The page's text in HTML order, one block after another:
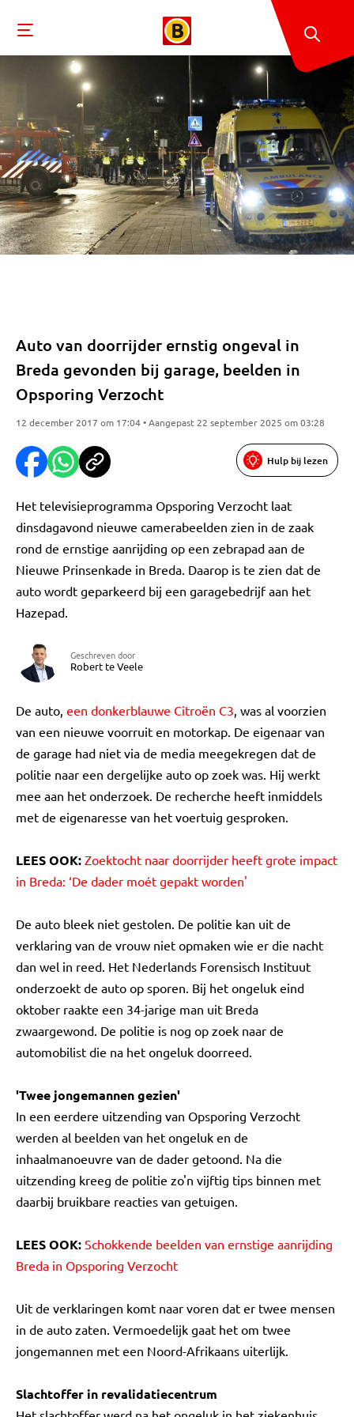
Auto van doorrijder ernstig ongeval in
Breda gevonden bij garage, beelden in
Opsporing Verzocht
12 december 2017 om 17:04 • Aangepast 22 september 2025 om 03:28
Hulp bij lezen
Het televisieprogramma Opsporing Verzocht laat
dinsdagavond nieuwe camerabeelden zien in de zaak
rond de ernstige aanrijding op een zebrapad aan de
Nieuwe Prinsenkade in Breda. Daarop is te zien dat de
auto wordt geparkeerd bij een garagebedrijf aan het
Hazepad.
Geschreven door
Robert te Veele
De auto, een donkerblauwe Citroën C3, was al voorzien
van een nieuwe voorruit en motorkap. De eigenaar van
de garage had niet via de media meegekregen dat de
politie naar een dergelijke auto op zoek was. Hij werkt
mee aan het onderzoek. De recherche heeft inmiddels
met de eigenaresse van het voertuig gesproken.
LEES OOK: Zoektocht naar doorrijder heeft grote impact
in Breda: ‘De dader moét gepakt worden'
De auto bleek niet gestolen. De politie kan uit de
verklaring van de vrouw niet opmaken wie er die nacht
dan wel in reed. Het Nederlands Forensisch Instituut
onderzoekt de auto op sporen. Bij het ongeluk eind
oktober raakte een 34-jarige man uit Breda
zwaargewond. De politie is nog op zoek naar de
automobilist die na het ongeluk doorreed.
'Twee jongemannen gezien'
In een eerdere uitzending van Opsporing Verzocht
werden al beelden van het ongeluk en de
inhaalmanoeuvre van de dader getoond. Na die
uitzending kreeg de politie zo'n vijftig tips binnen met
daarbij bruikbare reacties van getuigen.
LEES OOK: Schokkende beelden van ernstige aanrijding
Breda in Opsporing Verzocht
Uit de verklaringen komt naar voren dat er twee mensen
in de auto zaten. Vermoedelijk gaat het om twee
jongemannen met een Noord-Afrikaans uiterlijk.
Slachtoffer in revalidatiecentrum